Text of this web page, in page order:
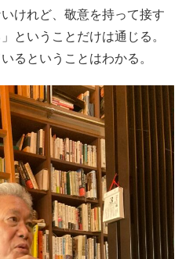
けれど、敬意を持って接す
ということだけは通じる。
るということはわかる。